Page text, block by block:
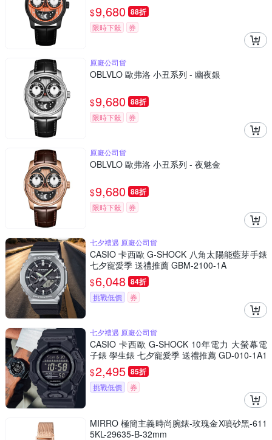
$9,680 88折
限時下殺 券
原廠公司貨
OBLVLO 歐弗洛 小丑系列 - 幽夜銀
$9,680 88折
限時下殺 券
原廠公司貨
OBLVLO 歐弗洛 小丑系列 - 夜魅金
$9,680 88折
限時下殺 券
七夕禮遇 原廠公司貨
CASIO 卡西歐 G-SHOCK 八角太陽能藍芽手錶
七夕寵愛季 送禮推薦 GBM-2100-1A
$6,048 84折
挑戰低價 券
七夕禮遇 原廠公司貨
CASIO 卡西歐 G-SHOCK 10年電力 大螢幕電
子錶 學生錶 七夕寵愛季 送禮推薦 GD-010-1A1
$2,495 85折
挑戰低價 券
MIRRO 極簡主義時尚腕錶-玫瑰金X噴砂黑-611
5KL-29635-B-32mm